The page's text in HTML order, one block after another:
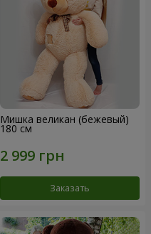
Мишка великан (бежевый)
180 см
Заказать